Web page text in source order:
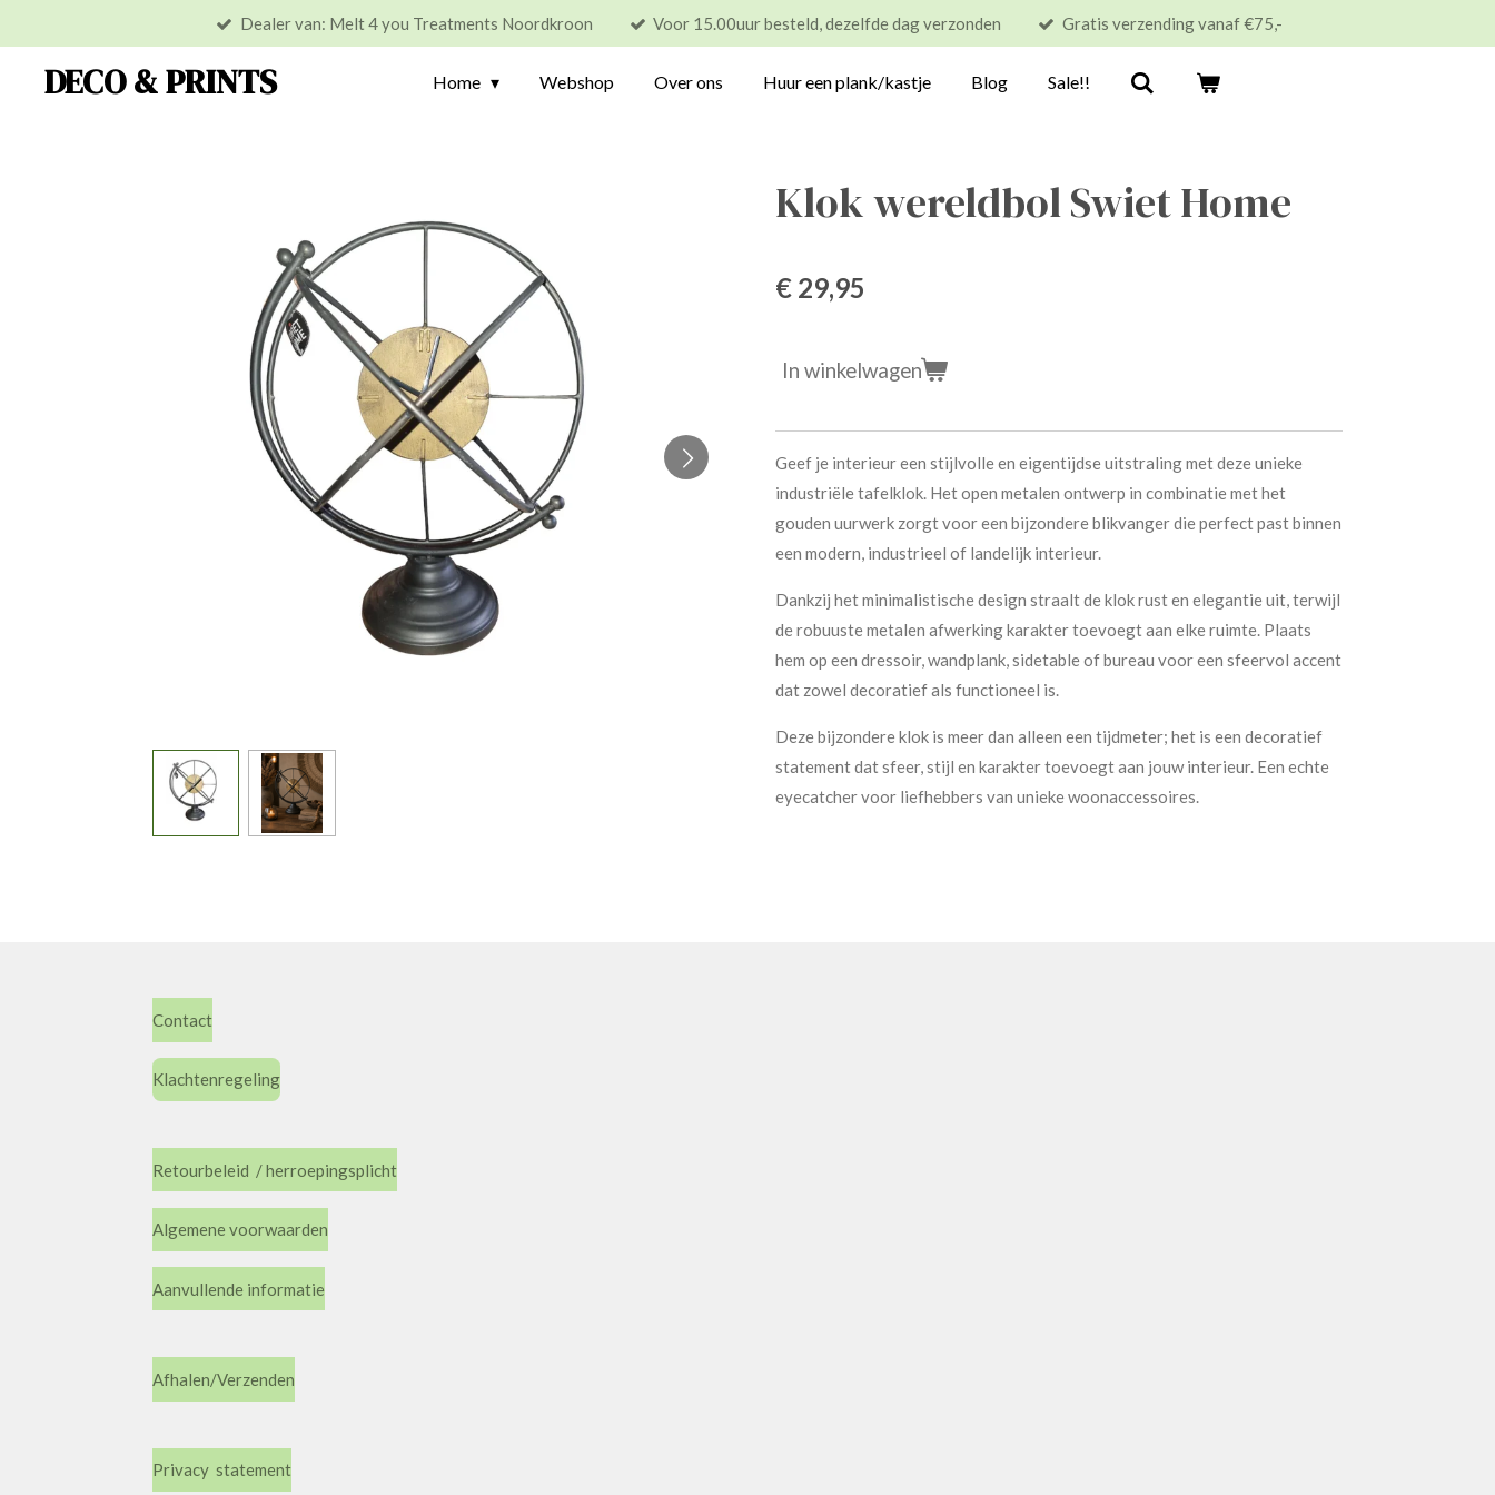
Dealer van: Melt 4 you Treatments Noordkroon Voor 15.00uur besteld, dezelfde dag verzonden Gratis verzending vanaf €75,-
DECO & PRINTS Home Webshop Over ons Huur een plank/kastje Blog Sale!!
Klok wereldbol Swiet Home
€ 29,95
In winkelwagen
Geef je interieur een stijlvolle en eigentijdse uitstraling met deze unieke
industriële tafelklok. Het open metalen ontwerp in combinatie met het
gouden uurwerk zorgt voor een bijzondere blikvanger die perfect past binnen
een modern, industrieel of landelijk interieur.
Dankzij het minimalistische design straalt de klok rust en elegantie uit, terwijl
de robuuste metalen afwerking karakter toevoegt aan elke ruimte. Plaats
hem op een dressoir, wandplank, sidetable of bureau voor een sfeervol accent
dat zowel decoratief als functioneel is.
Deze bijzondere klok is meer dan alleen een tijdmeter; het is een decoratief
statement dat sfeer, stijl en karakter toevoegt aan jouw interieur. Een echte
eyecatcher voor liefhebbers van unieke woonaccessoires.
Contact
Klachtenregeling
Retourbeleid / herroepingsplicht
Algemene voorwaarden
Aanvullende informatie
Afhalen/Verzenden
Privacy statement